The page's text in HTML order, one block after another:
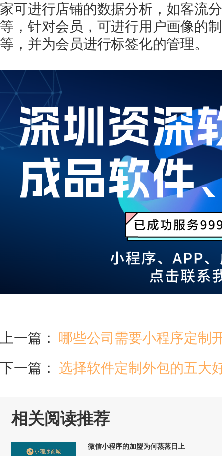
家可进行店铺的数据分析，如客流
等，针对会员，可进行用户画像的
等，并为会员进行标签化的管理。
上一篇： 哪些公司需要小程序定制
下一篇： 选择软件定制外包的五大
相关阅读推荐
微信小程序的加盟为何蒸蒸日上